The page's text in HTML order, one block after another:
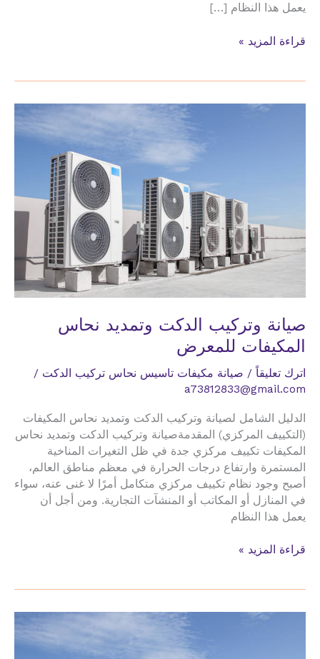
يعمل هذا النظام […]
صيانة
نحاس
قراءة المزيد »
صيانة وتركيب الدكت وتمديد نحاس
المكيفات للمعرض
اترك تعليقاً / صيانة مكيفات تاسيس نحاس تركيب الدكت /
a73812833@gmail.com
الدليل الشامل لصيانة وتركيب الدكت وتمديد نحاس المكيفات
(التكييف المركزي) المقدمةصيانة وتركيب الدكت وتمديد نحاس
المكيفات تكييف مركزي جدة في ظل التغيرات المناخية
المستمرة وارتفاع درجات الحرارة في معظم مناطق العالم،
أصبح وجود نظام تكييف مركزي متكامل أمرًا لا غنى عنه، سواء
في المنازل أو المكاتب أو المنشآت التجارية. ومن أجل أن
يعمل هذا النظام
صيانة
نحاس
قراءة المزيد »